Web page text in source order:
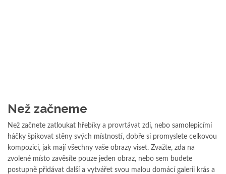
Než začneme
Než začnete zatloukat hřebíky a provrtávat zdi, nebo samolepicími
háčky špikovat stěny svých místností, dobře si promyslete celkovou
kompozici, jak mají všechny vaše obrazy viset. Zvažte, zda na
zvolené místo zavěsíte pouze jeden obraz, nebo sem budete
postupně přidávat další a vytvářet svou malou domácí galerii krás a